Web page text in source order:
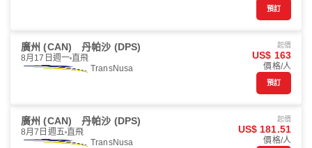
預訂
廣州 (CAN) 丹帕沙 (DPS)
8月17日週一 直飛
TransNusa
起價
US$ 163
價格/人
預訂
廣州 (CAN) 丹帕沙 (DPS)
8月7日週五 直飛
TransNusa
起價
US$ 181.51
價格/人